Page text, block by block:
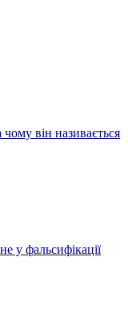
він називається
у фальсифікації